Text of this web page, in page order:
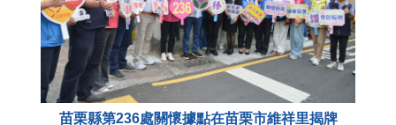
苗栗縣第236處關懷據點在苗栗市維祥里揭牌